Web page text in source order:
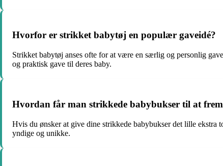
Hvorfor er strikket babytøj en populær gaveidé?
Strikket babytøj anses ofte for at være en særlig og personlig
og praktisk gave til deres baby.
Hvordan får man strikkede babybukser til at
Hvis du ønsker at give dine strikkede babybukser det lille ekstra
yndige og unikke.